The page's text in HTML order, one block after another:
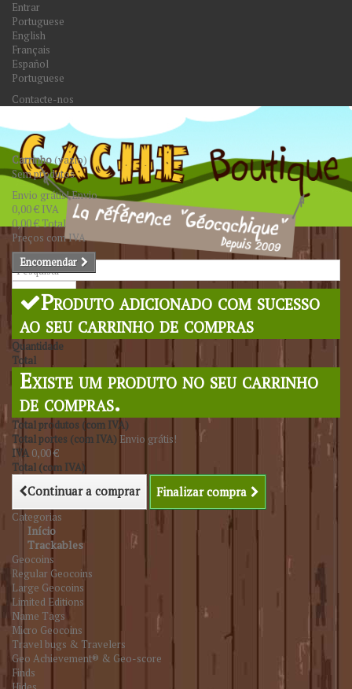
Entrar
Portuguese
English
Français
Español
Portuguese
Contacte-nos
Pesquisar
Carrinho(vazio)
Sem produtos
Envio grátis!Envio
0,00 € IVA
0,00 €Total
Preços com IVA
Encomendar
Produto adicionado com sucesso
ao seu carrinho de compras
Quantidade
Total
Existe um produto no seu carrinho
de compras.
Total produtos (com IVA)
Total portes (com IVA) Envio grátis!
IVA 0,00 €
Total (com IVA)
Continuar a comprar Finalizar compra
Categorias
Início
Trackables
Geocoins
Regular Geocoins
Large Geocoins
Limited Editions
Name Tags
Micro Geocoins
Travel bugs & Travelers
Geo Achievement® & Geo-score
Finds